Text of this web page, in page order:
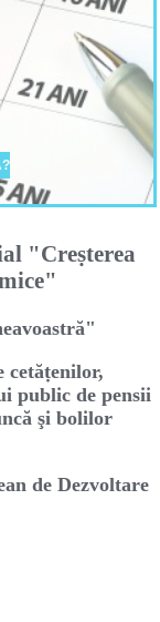
"Creṣterea
cetăṭenilor,
public de pensii
şi bolilor
de Dezvoltare